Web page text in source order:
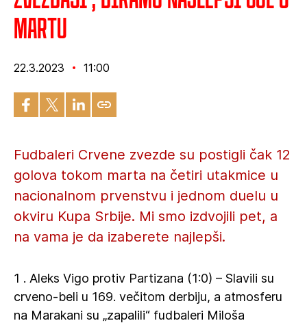
martu
22.3.2023 11:00
Fudbaleri Crvene zvezde su postigli čak 12
golova tokom marta na četiri utakmice u
nacionalnom prvenstvu i jednom duelu u
okviru Kupa Srbije. Mi smo izdvojili pet, a
na vama je da izaberete najlepši.
1 . Aleks Vigo protiv Partizana (1:0) – Slavili su
crveno-beli u 169. večitom derbiju, a atmosferu
na Marakani su „zapalili“ fudbaleri Miloša